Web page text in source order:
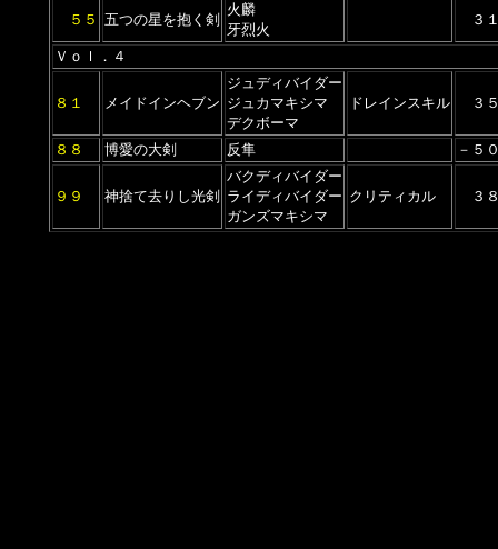
５５ 五つの星を抱く剣
火麟
牙烈火
３
Ｖｏｌ．４
８１ メイドインヘブン
ジュディバイダー
ジュカマキシマ
デクボーマ
ドレインスキル ３
８８ 博愛の大剣 反隼 －５
９９ 神捨て去りし光剣
バクディバイダー
ライディバイダー
ガンズマキシマ
クリティカル ３